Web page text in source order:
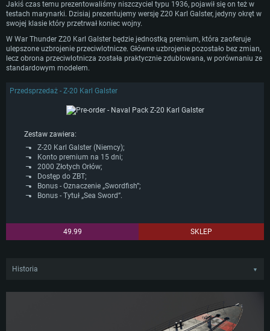
Jakiś czas temu prezentowaliśmy niszczyciel typu 1936, pojawił się on też w
testach marynarki. Dzisiaj prezentujemy wersję Z20 Karl Galster, jedyny okręt w
swojej klasie który przetrwał koniec wojny.
W War Thunder Z20 Karl Galster będzie jednostką premium, która zaoferuje
ulepszone uzbrojenie przeciwlotnicze. Główne uzbrojenie pozostało bez zmian,
lecz obrona przeciwlotnicza została praktycznie zdublowana, w porównaniu ze
standardowym modelem.
Przedsprzedaż - Z-20 Karl Galster
Zestaw zawiera:
Z-20 Karl Galster (Niemcy);
Konto premium na 15 dni;
2000 Złotych Orłów;
Dostęp do ZBT;
Bonus - Oznaczenie „Swordfish”;
Bonus - Tytuł „Sea Sword”.
49.99 SKLEP
Historia ▼
Bremen. W związku z nadawaniem okrętom przydomków marynarzy z 1WŚ,
podwodnego S22 podczas pierwszego konfliktu. Podczas 2WŚ Karl Galster
brał udział w licznych misjach stawiania min na kanale La Manche oraz Morzu